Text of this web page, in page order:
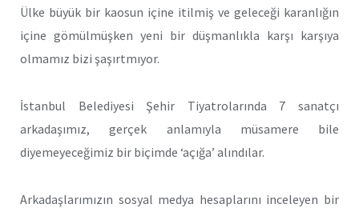
Ülke büyük bir kaosun içine itilmiş ve geleceği karanlığın
içine gömülmüşken yeni bir düşmanlıkla karşı karşıya
olmamız bizi şaşırtmıyor.
İstanbul Belediyesi Şehir Tiyatrolarında 7 sanatçı
arkadaşımız, gerçek anlamıyla müsamere bile
diyemeyeceğimiz bir biçimde ‘açığa’ alındılar.
Arkadaşlarımızın sosyal medya hesaplarını inceleyen bir